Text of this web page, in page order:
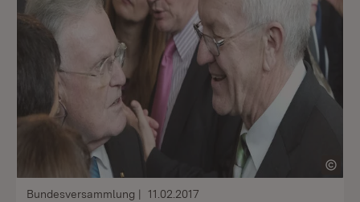
Bundesversammlung 11.02.2017